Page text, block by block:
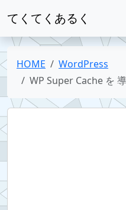
てくてくあるく
HOME
WordPress
WP Super Cache を